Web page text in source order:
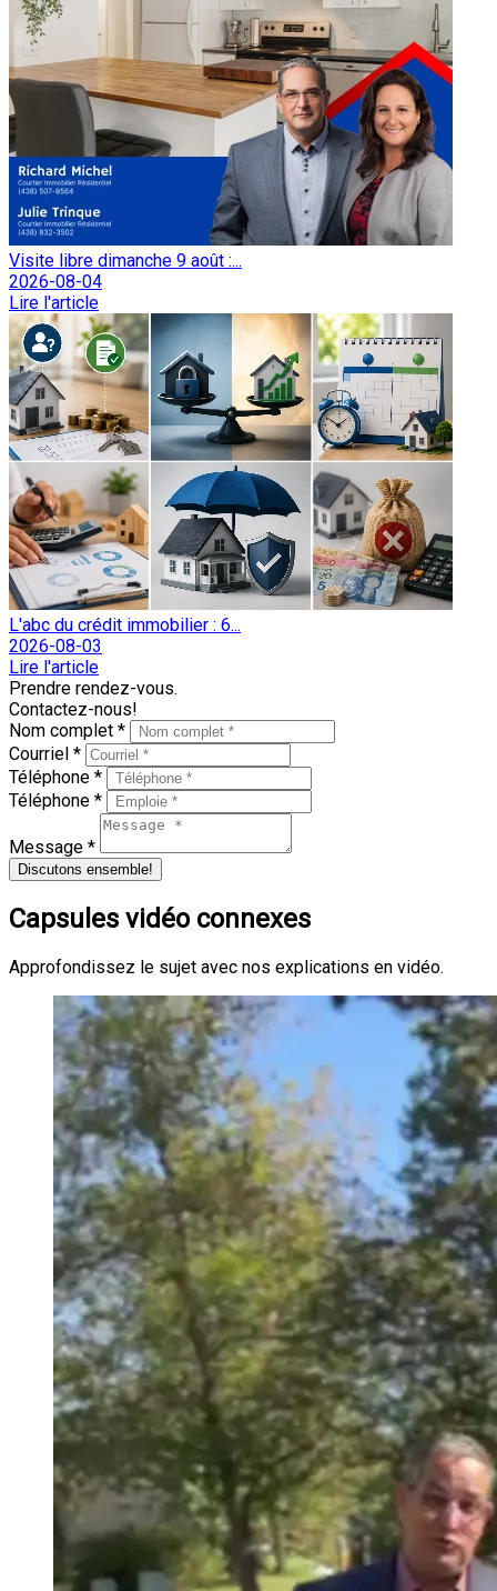
Visite libre dimanche 9 août :...
2026-08-04
Lire l'article
L'abc du crédit immobilier : 6...
2026-08-03
Lire l'article
Prendre rendez-vous.
Contactez-nous!
Nom complet *
Courriel *
Téléphone *
Téléphone *
Message *
Discutons ensemble!
Capsules vidéo connexes
Approfondissez le sujet avec nos explications en vidéo.